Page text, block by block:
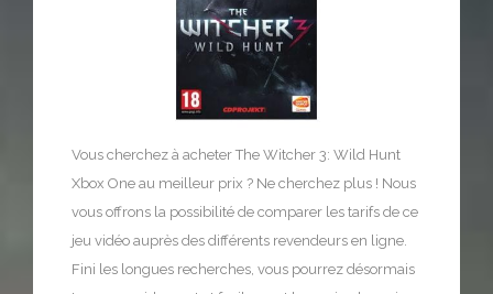
Vous cherchez à acheter The Witcher 3: Wild Hunt
Xbox One au meilleur prix ? Ne cherchez plus ! Nous
vous offrons la possibilité de comparer les tarifs de ce
jeu vidéo auprès des différents revendeurs en ligne.
Fini les longues recherches, vous pourrez désormais